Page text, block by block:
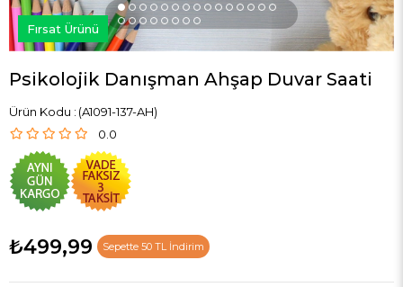
Fırsat Ürünü
Psikolojik Danışman Ahşap Duvar Saati
(A1091-137-AH)
0.0
₺499,99 Sepette 50 TL İndirim